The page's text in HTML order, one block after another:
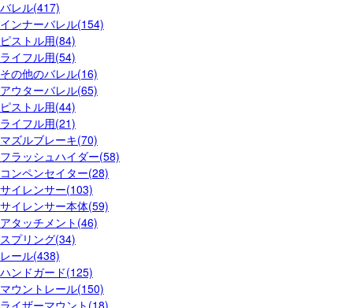
バレル(417)
インナーバレル(154)
ピストル用(84)
ライフル用(54)
その他のバレル(16)
アウターバレル(65)
ピストル用(44)
ライフル用(21)
マズルブレーキ(70)
フラッシュハイダー(58)
コンペンセイター(28)
サイレンサー(103)
サイレンサー本体(59)
アタッチメント(46)
スプリング(34)
レール(438)
ハンドガード(125)
マウントレール(150)
ライザーマウント(18)